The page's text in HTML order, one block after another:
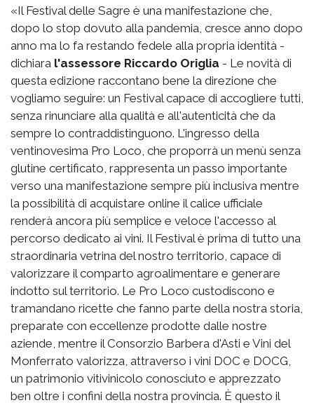
«Il Festival delle Sagre è una manifestazione che,
dopo lo stop dovuto alla pandemia, cresce anno dopo
anno ma lo fa restando fedele alla propria identità -
dichiara l'assessore Riccardo Origlia - Le novità di
questa edizione raccontano bene la direzione che
vogliamo seguire: un Festival capace di accogliere tutti,
senza rinunciare alla qualità e all'autenticità che da
sempre lo contraddistinguono. L'ingresso della
ventinovesima Pro Loco, che proporrà un menù senza
glutine certificato, rappresenta un passo importante
verso una manifestazione sempre più inclusiva mentre
la possibilità di acquistare online il calice ufficiale
renderà ancora più semplice e veloce l'accesso al
percorso dedicato ai vini. Il Festival è prima di tutto una
straordinaria vetrina del nostro territorio, capace di
valorizzare il comparto agroalimentare e generare
indotto sul territorio. Le Pro Loco custodiscono e
tramandano ricette che fanno parte della nostra storia,
preparate con eccellenze prodotte dalle nostre
aziende, mentre il Consorzio Barbera d'Asti e Vini del
Monferrato valorizza, attraverso i vini DOC e DOCG,
un patrimonio vitivinicolo conosciuto e apprezzato
ben oltre i confini della nostra provincia. È questo il